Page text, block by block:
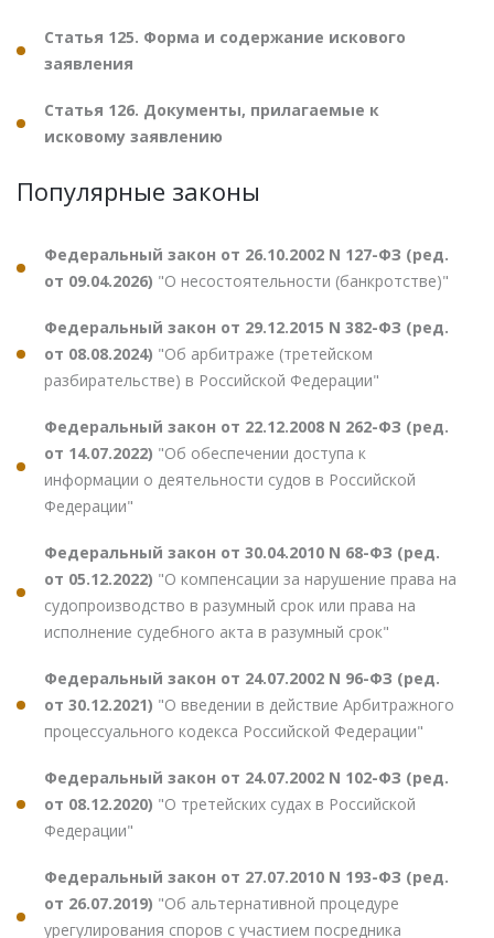
Статья 125. Форма и содержание искового
заявления
Статья 126. Документы, прилагаемые к
исковому заявлению
Популярные законы
Федеральный закон от 26.10.2002 N 127-ФЗ (ред.
от 09.04.2026) "О несостоятельности (банкротстве)"
Федеральный закон от 29.12.2015 N 382-ФЗ (ред.
от 08.08.2024) "Об арбитраже (третейском
разбирательстве) в Российской Федерации"
Федеральный закон от 22.12.2008 N 262-ФЗ (ред.
от 14.07.2022) "Об обеспечении доступа к
информации о деятельности судов в Российской
Федерации"
Федеральный закон от 30.04.2010 N 68-ФЗ (ред.
от 05.12.2022) "О компенсации за нарушение права на
судопроизводство в разумный срок или права на
исполнение судебного акта в разумный срок"
Федеральный закон от 24.07.2002 N 96-ФЗ (ред.
от 30.12.2021) "О введении в действие Арбитражного
процессуального кодекса Российской Федерации"
Федеральный закон от 24.07.2002 N 102-ФЗ (ред.
от 08.12.2020) "О третейских судах в Российской
Федерации"
Федеральный закон от 27.07.2010 N 193-ФЗ (ред.
от 26.07.2019) "Об альтернативной процедуре
урегулирования споров с участием посредника